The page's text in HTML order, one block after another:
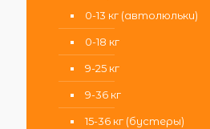
0-13 кг (автолюльки)
0-18 кг
9-25 кг
9-36 кг
15-36 кг (бустеры)